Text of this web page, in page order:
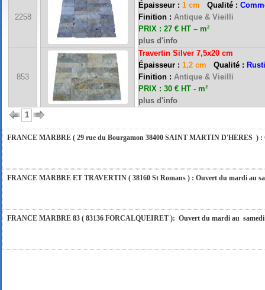
2258
Épaisseur : 1 cm Qualité :
Finition : Antique & Vieilli
PRIX : 27 € HT – m²
plus d'info
853
Travertin Silver 7,5x20 cm
Épaisseur : 1,2 cm Qualité :
Finition : Antique & Vieilli
PRIX : 30 € HT - m²
plus d'info
1
FRANCE MARBRE 13 ( 13680 LANCON PROVENCE ): Ouvert du mardi au
FRANCE MARBRE 84 ( 84600 VALREAS ): Ouvert du mardi au samedi inclus de
FERMETURE POUR CONGES ANNUELS : Nous serons fermés du 10 au 31
vous répondrons dans les meilleurs délais. Nous aurons le plaisir de vous retrouver
FRANCE MARBRE ( 29 rue du Bourgamon 38400 SAINT MARTIN D'HERES ) :
FRANCE MARBRE ET TRAVERTIN ( 38160 St Romans ) : Ouvert du mardi au
FRANCE MARBRE 83 ( 83136 FORCALQUEIRET ): Ouvert du mardi au samedi